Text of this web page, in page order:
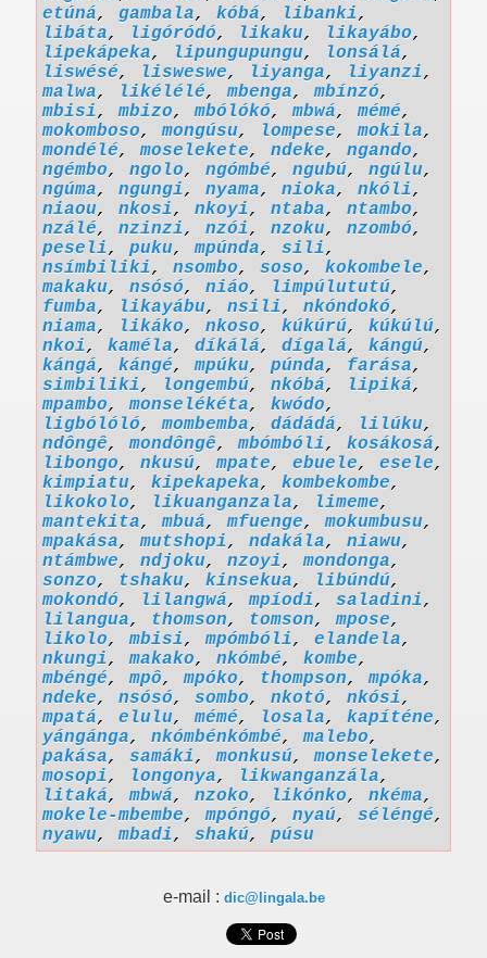
etúná, gambala, kóbá, libanki,
libáta, ligóródó, likaku, likayábo,
lipekápeka, lipungupungu, lonsálá,
liswésé, lisweswe, liyanga, liyanzi,
malwa, likélélé,mbenga,mbínzó,
mbisi,mbizo,mbólókó,mbwá,mémé,
mokomboso,mongúsu, lompese,mokila,
mondélé,moselekete, ndeke, ngando,
ngémbo, ngolo, ngómbé, ngubú, ngúlu,
ngúma, ngungi, nyama, nioka, nkóli,
niaou, nkosi, nkoyi, ntaba, ntambo,
nzálé, nzinzi, nzói, nzoku, nzombó,
peseli, puku,mpúnda, sili,
nsímbiliki, nsombo, soso, kokombele,
makaku, nsósó, niáo, limpúlututú,
fumba, likayábu, nsili, nkóndokó,
niama, likáko, nkoso, kúkúrú, kúkúlú,
nkoi, kaméla, díkálá, dígalá, kángú,
kángá, kángé,mpúku, púnda, farása,
simbiliki, longembú, nkóbá, lipiká,
mpambo,monselékéta, kwódo,
ligbólóló,mombemba, dádádá, lilúku,
ndôngê,mondôngê,mbómbóli, kosákosá,
libongo, nkusú,mpate, ebuele, esele,
kimpiatu, kipekapeka, kombekombe,
likokolo, likuanganzala, limeme,
mantekita,mbuá,mfuenge,mokumbusu,
mpakása,mutshopi, ndakála, niawu,
ntámbwe, ndjoku, nzoyi,mondonga,
sonzo, tshaku, kinsekua, libúndú,
mokondó, lilangwá,mpíodi, saladini,
lilangua, thomson, tomson,mpose,
likolo,mbisi,mpómbóli, elandela,
nkungi,makako, nkómbé, kombe,
mbéngé,mpô,mpóko, thompson,mpóka,
ndeke, nsósó, sombo, nkotó, nkósi,
mpatá, elulu,mémé, losala, kapíténe,
yángánga, nkómbénkómbé,malebo,
pakása, samáki,monkusú,monselekete,
mosopi, longonya, likwanganzála,
litaká,mbwá, nzoko, likónko, nkéma,
mokele-mbembe,mpóngó, nyaú, séléngé,
nyawu,mbadi, shakú, púsu
e-mail : dic@lingala.be